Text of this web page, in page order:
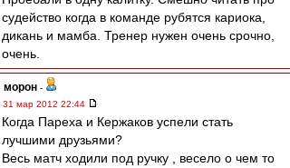
судейство когда в команде рубятся кариока,
дикань и мамба. Тренер нужен очень срочно,
очень.
морон -
31 мар 2012 22:44
Когда Пареха и Кержаков успели стать
лучшими друзьями?
Весь матч ходили под ручку , весело о чем то